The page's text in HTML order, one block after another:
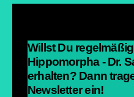
Willst Du
Hippomorpha - Dr.
erhalten? Dann
Newsletter ein!